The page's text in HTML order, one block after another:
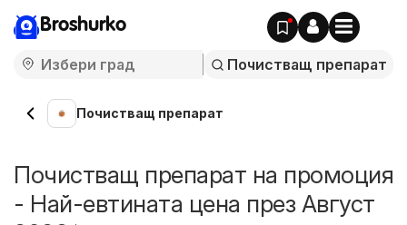
Broshurko
Почистващ препарат
Почистващ препарат на промоция
- Най-евтината цена през Август